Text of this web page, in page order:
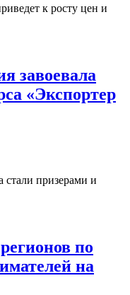
к росту цен и
завоевала
«Экспортер
стали призерами и
по
на